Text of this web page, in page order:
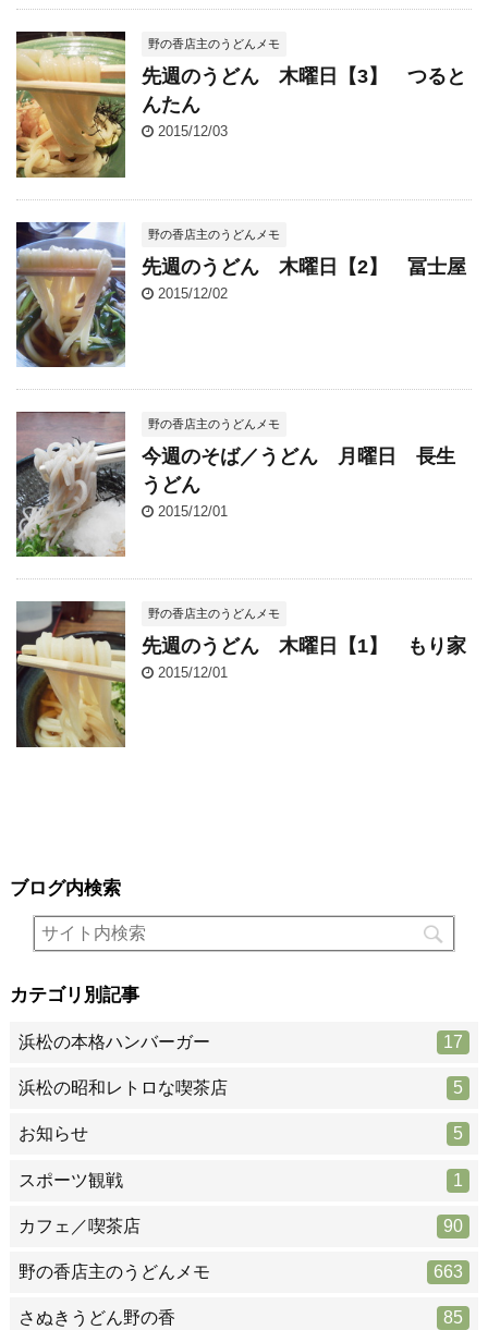
野の香店主のうどんメモ
先週のうどん 木曜日【3】 つると
んたん
2015/12/03
野の香店主のうどんメモ
先週のうどん 木曜日【2】 冨士屋
2015/12/02
野の香店主のうどんメモ
今週のそば／うどん 月曜日 長生
うどん
2015/12/01
野の香店主のうどんメモ
先週のうどん 木曜日【1】 もり家
2015/12/01
ブログ内検索
カテゴリ別記事
浜松の本格ハンバーガー 17
浜松の昭和レトロな喫茶店 5
お知らせ 5
スポーツ観戦 1
カフェ／喫茶店 90
野の香店主のうどんメモ 663
さぬきうどん野の香 85